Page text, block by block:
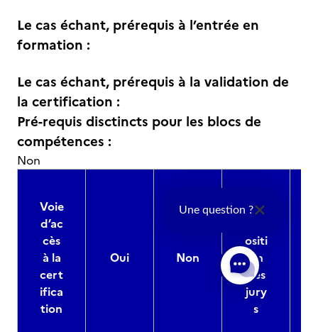
Le cas échant, prérequis à l’entrée en
formation :
Le cas échant, prérequis à la validation de
la certification :
Pré-requis disctincts pour les blocs de
compétences :
Non
Voie
d’ac
cès
à la
cert
ifica
tion
Oui Non
Co
ositi
on
des
jury
s
Une question ?